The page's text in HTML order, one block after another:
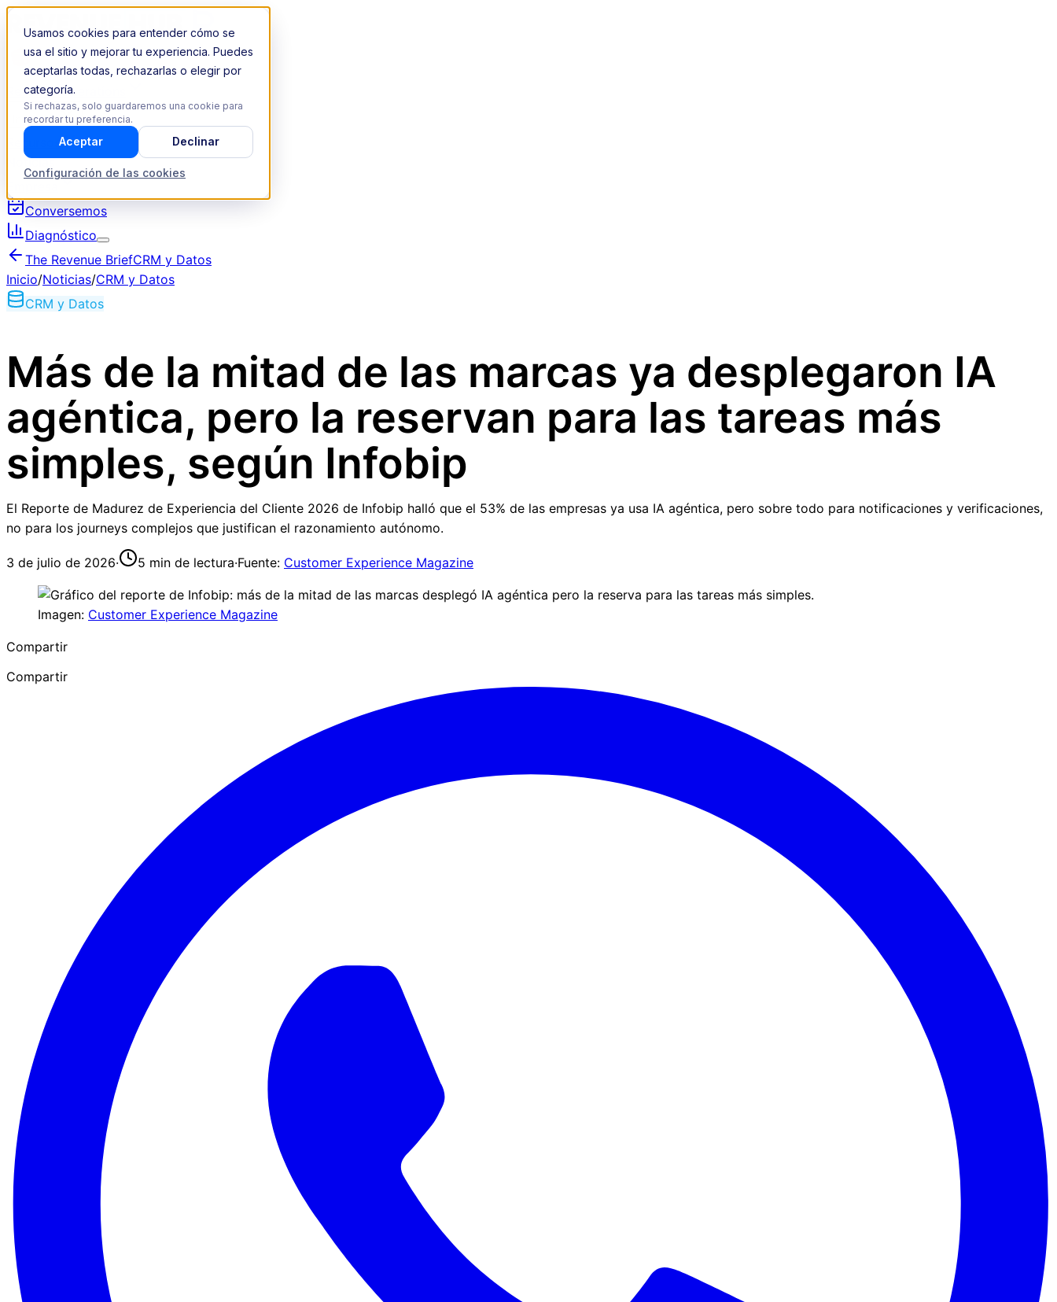
Usamos cookies para entender cómo se
usa el sitio y mejorar tu experiencia. Puedes
aceptarlas todas, rechazarlas o elegir por
categoría.
Si rechazas, solo guardaremos una cookie para
recordar tu preferencia.
Configuración de las cookies
Aceptar Declinar
Revenue Operations
Industrias
Recursos
Noticias
Conversemos
Diagnóstico
The Revenue BriefCRM y Datos
Inicio/Noticias/CRM y Datos
CRM y Datos
Más de la mitad de las marcas ya desplegaron IA
agéntica, pero la reservan para las tareas más
simples, según Infobip
El Reporte de Madurez de Experiencia del Cliente 2026 de Infobip halló que el 53% de las empresas ya usa IA agéntica, pero sobre todo para notificaciones y verificaciones,
no para los journeys complejos que justifican el razonamiento autónomo.
3 de julio de 2026· 5 min de lectura·Fuente: Customer Experience Magazine
Imagen: Customer Experience Magazine
Compartir
Compartir